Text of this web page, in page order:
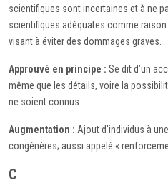
scientifiques sont incertaines et à ne
scientifiques adéquates comme
visant à éviter des dommages graves.
Approuvé en principe : Se dit d’un
même que les détails, voire la
ne soient connus.
Augmentation : Ajout d'individus à
congénères; aussi appelé «
C